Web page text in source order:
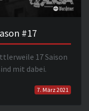
#17
17 Saison
mit dabei.
7. März 2021